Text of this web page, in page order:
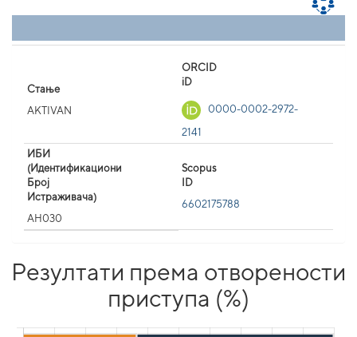
Стање
AKTIVAN
ORCID
iD
0000-0002-2972-
2141
ИБИ
(Идентификациони
Број
Истраживача)
AH030
Scopus
ID
6602175788
Резултати према отворености
приступа (%)